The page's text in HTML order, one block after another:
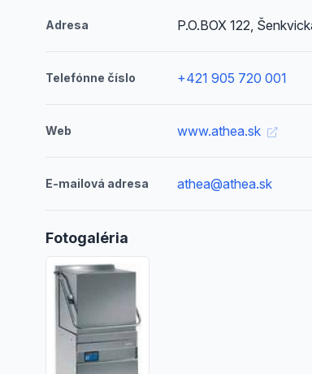
Adresa P.O.BOX 122,
Telefónne číslo +421 905 720 001
Web www.athea.sk
E-mailová adresa athea@athea.sk
Fotogaléria